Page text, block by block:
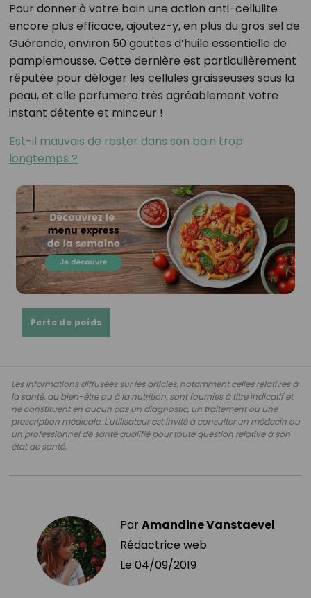
Pour donner à votre bain une action anti-cellulite
encore plus efficace, ajoutez-y, en plus du gros sel de
Guérande, environ 50 gouttes d’huile essentielle de
pamplemousse. Cette dernière est particulièrement
réputée pour déloger les cellules graisseuses sous la
peau, et elle parfumera très agréablement votre
instant détente et minceur !
Est-il mauvais de rester dans son bain trop
longtemps ?
Perte de poids
Les informations diffusées sur les articles, notamment celles relatives à
la santé, au bien-être ou à la nutrition, sont fournies à titre indicatif et
ne constituent en aucun cas un diagnostic, un traitement ou une
prescription médicale. L'utilisateur est invité à consulter un médecin ou
un professionnel de santé qualifié pour toute question relative à son
état de santé.
ParAmandine Vanstaevel
Rédactrice web
Le 04/09/2019